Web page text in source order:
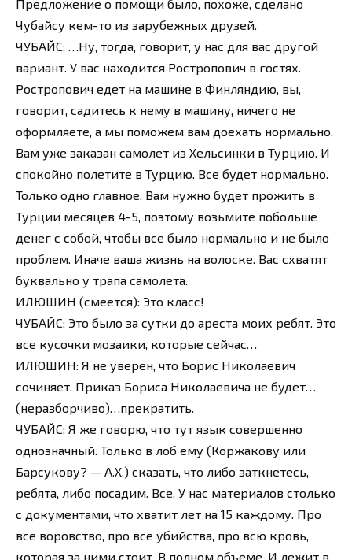
Предложение о помощи было, похоже, сделано
Чубайсу кем-то из зарубежных друзей.
ЧУБАЙС: …Ну, тогда, говорит, у нас для вас другой
вариант. У вас находится Ростропович в гостях.
Ростропович едет на машине в Финляндию, вы,
говорит, садитесь к нему в машину, ничего не
оформляете, а мы поможем вам доехать нормально.
Вам уже заказан самолет из Хельсинки в Турцию. И
спокойно полетите в Турцию. Все будет нормально.
Только одно главное. Вам нужно будет прожить в
Турции месяцев 4-5, поэтому возьмите побольше
денег с собой, чтобы все было нормально и не было
проблем. Иначе ваша жизнь на волоске. Вас схватят
буквально у трапа самолета.
ИЛЮШИН (смеется): Это класс!
ЧУБАЙС: Это было за сутки до ареста моих ребят. Это
все кусочки мозаики, которые сейчас…
ИЛЮШИН: Я не уверен, что Борис Николаевич
сочиняет. Приказ Бориса Николаевича не будет…
(неразборчиво)…прекратить.
ЧУБАЙС: Я же говорю, что тут язык совершенно
однозначный. Только в лоб ему (Коржакову или
Барсукову? — А.Х.) сказать, что либо заткнетесь,
ребята, либо посадим. Все. У нас материалов столько
с документами, что хватит лет на 15 каждому. Про
все воровство, про все убийства, про всю кровь,
которая за ними стоит. В полном объеме. И лежит в